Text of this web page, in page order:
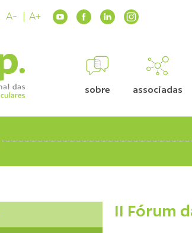
A- A+
sobre associadas
II Fórum